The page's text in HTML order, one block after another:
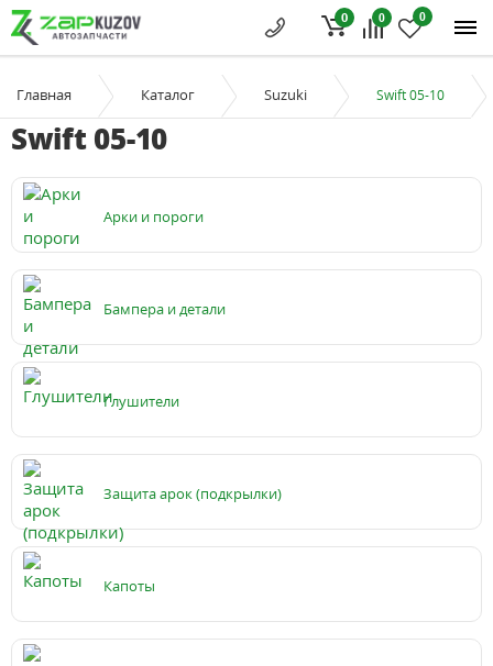
0 0
0
Главная Каталог Suzuki Swift 05-10
Swift 05-10
Арки и пороги
Бампера и детали
Глушители
Защита арок (подкрылки)
Капоты